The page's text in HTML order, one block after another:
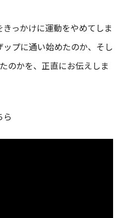
っかけに運動をやめてしま
プに通い始めたのか、そし
のかを、正直にお伝えしま
ら